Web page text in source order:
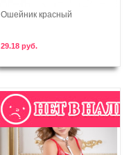
Ошейник красный
29.18 руб.